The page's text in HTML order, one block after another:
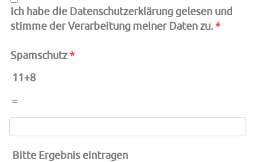
Ich habe die Datenschutzerklärung gelesen und
stimme der Verarbeitung meiner Daten zu.*
Spamschutz*
11+8
=
Bitte Ergebnis eintragen